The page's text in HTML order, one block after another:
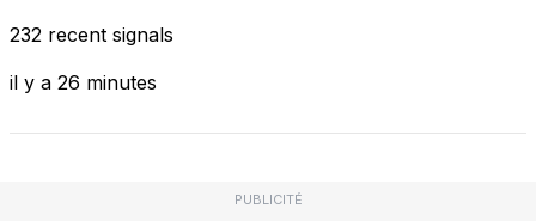
232 recent signals
il y a 26 minutes
PUBLICITÉ